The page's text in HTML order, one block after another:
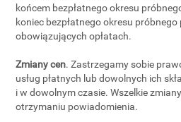
końcem bezpłatnego okresu
koniec bezpłatnego okresu
obowiązujących opłatach.
Zmiany cen. Zastrzegamy sobie
usług płatnych lub dowolnych ich
i w dowolnym czasie. Wszelkie
otrzymaniu powiadomienia.